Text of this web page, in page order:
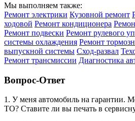
Мы выполняем также:
Ремонт электрики Кузовной ремонт
ходовой Ремонт кондиционера
Ремонт подвески Ремонт рулевого
системы охлаждения Ремонт
выпускной системы Сход-развал
Ремонт трансмиссии Диагностика
Вопрос-Ответ
1. У меня автомобиль на гарантии.
ТО? Ставите ли вы печать в